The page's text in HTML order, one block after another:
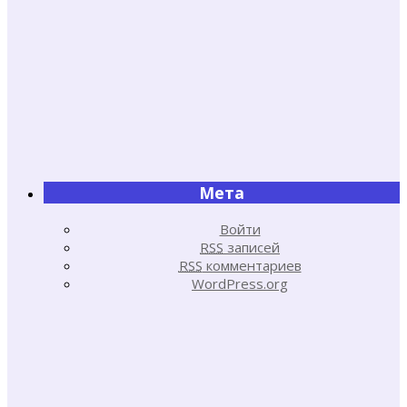
Мета
Войти
RSS записей
RSS комментариев
WordPress.org